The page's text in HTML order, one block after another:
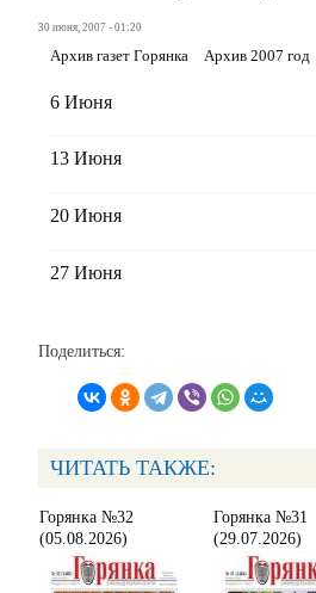
30 июня, 2007 - 01:20
Архив газет Горянка Архив 2007 год
6 Июня
13 Июня
20 Июня
27 Июня
Поделиться:
ЧИТАТЬ ТАКЖЕ:
Горянка №32
(05.08.2026)
Горянка №31
(29.07.2026)